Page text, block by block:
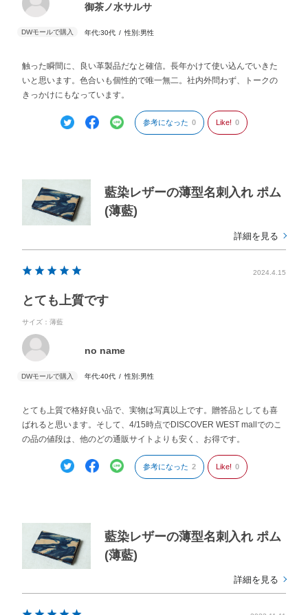
御茶ノ水サルサ
年代:30代 性別:男性
触った瞬間に、良い革製品だなと確信。長年かけて使い込んでいきた
いと思います。色合いも個性的で唯一無二。社内外問わず、トークの
きっかけにもなっています。
参考になった 0 Like! 0
藍染レザーの薄型名刺入れ ポム
(薄藍)
詳細を見る
2024.4.15
とても上質です
サイズ：薄藍
no name
年代:40代 性別:男性
とても上質で格好良い品で、実物は写真以上です。贈答品としても喜
ばれると思います。そして、4/15時点でDISCOVER WEST mallでのこ
の品の値段は、他のどの通販サイトよりも安く、お得です。
参考になった 2 Like! 0
藍染レザーの薄型名刺入れ ポム
(薄藍)
詳細を見る